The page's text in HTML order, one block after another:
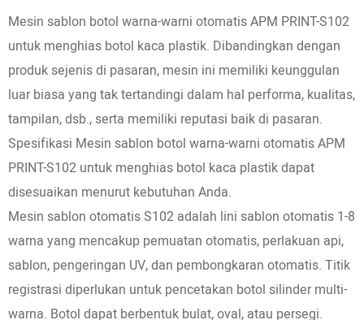
Mesin sablon botol warna-warni otomatis APM PRINT-S102
untuk menghias botol kaca plastik. Dibandingkan dengan
produk sejenis di pasaran, mesin ini memiliki keunggulan
luar biasa yang tak tertandingi dalam hal performa, kualitas,
tampilan, dsb., serta memiliki reputasi baik di pasaran.
Spesifikasi Mesin sablon botol warna-warni otomatis APM
PRINT-S102 untuk menghias botol kaca plastik dapat
disesuaikan menurut kebutuhan Anda.
Mesin sablon otomatis S102 adalah lini sablon otomatis 1-8
warna yang mencakup pemuatan otomatis, perlakuan api,
sablon, pengeringan UV, dan pembongkaran otomatis. Titik
registrasi diperlukan untuk pencetakan botol silinder multi-
warna. Botol dapat berbentuk bulat, oval, atau persegi.